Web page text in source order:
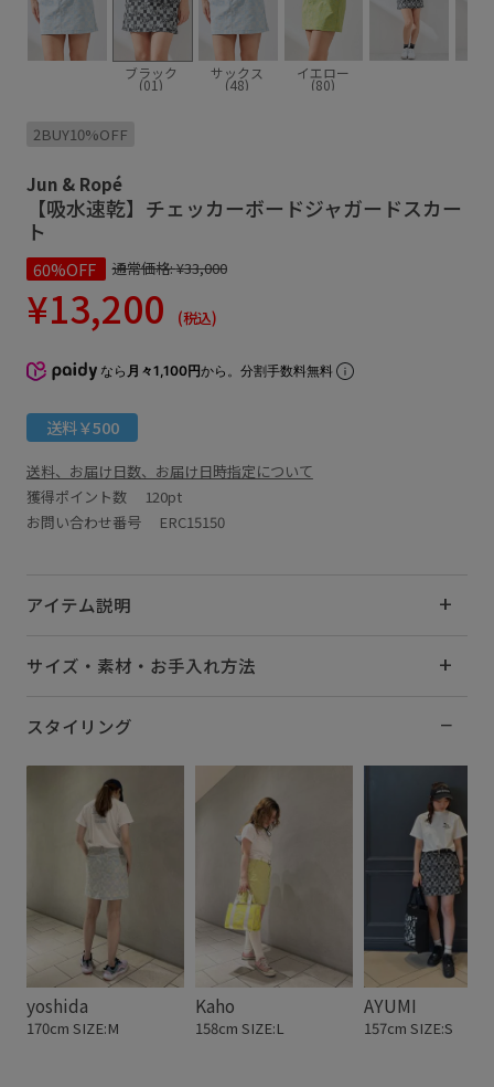
ブラック
(01)
サックス
(48)
イエロー
(80)
2BUY10%OFF
Jun & Ropé
【吸水速乾】チェッカーボードジャガードスカー
ト
60%OFF 通常価格:¥33,000
¥13,200 (税込)
なら 月々1,100円から。分割手数料無料
送料￥500
送料、お届け日数、お届け日時指定について
獲得ポイント数
120pt
お問い合わせ番号 ERC15150
アイテム説明
サイズ・素材・お手入れ方法
スタイリング
yoshida
170cm SIZE:M
Kaho
158cm SIZE:L
AYUMI
157cm SIZE:S